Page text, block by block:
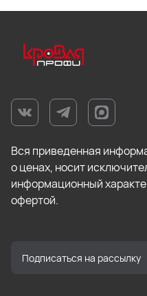
Вся приведенная
о ценах, носит
информационный
офертой.